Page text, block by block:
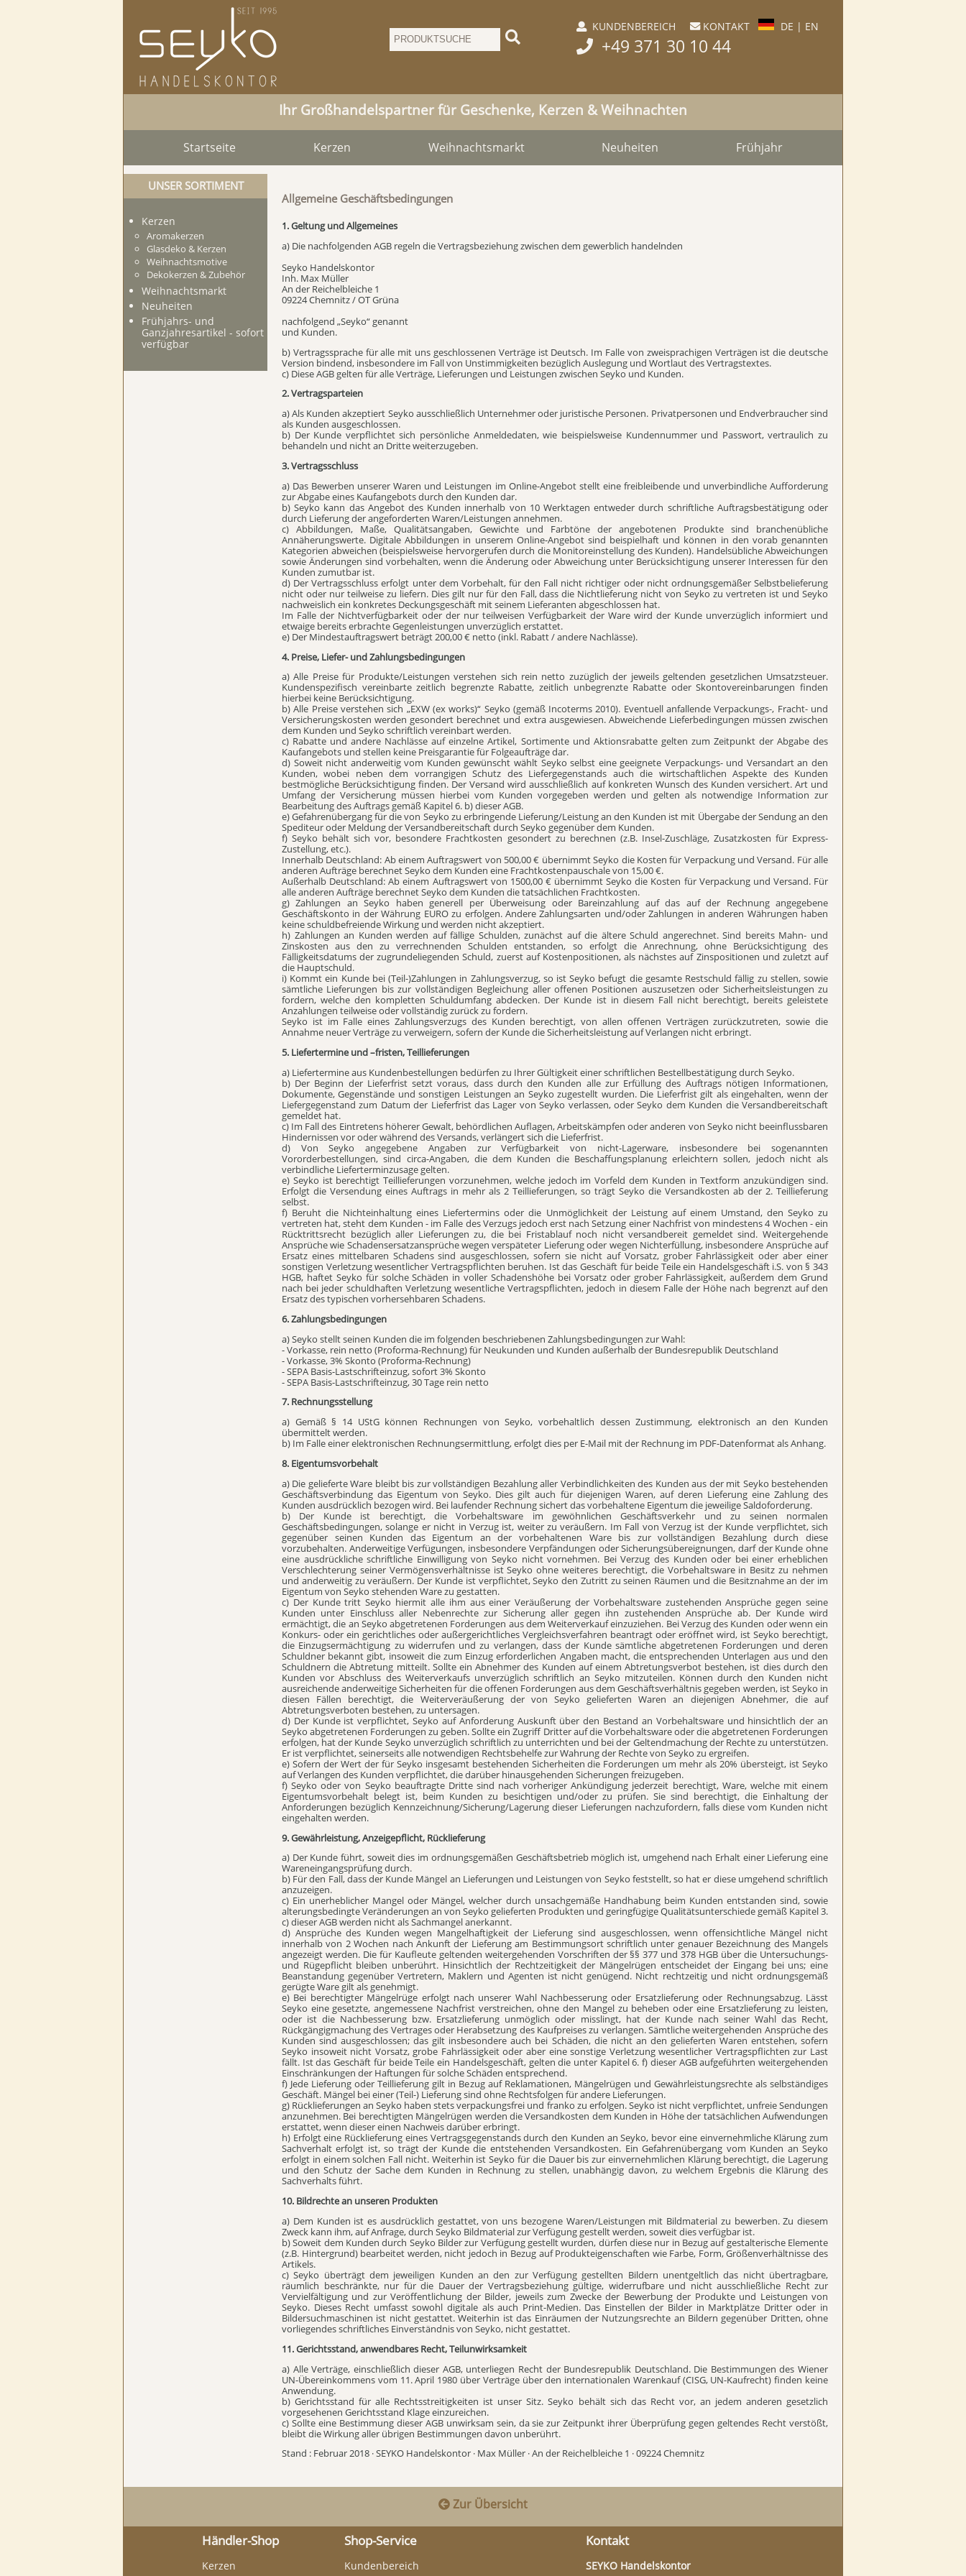
 KUNDENBEREICH  KONTAKT DE | EN
 +49 371 30 10 44
Ihr Großhandelspartner für Geschenke, Kerzen & Weihnachten
Startseite Kerzen Weihnachtsmarkt Neuheiten Frühjahr
Allgemeine Geschäftsbedingungen
1. Geltung und Allgemeines
a) Die nachfolgenden AGB regeln die Vertragsbeziehung zwischen dem gewerblich handelnden
Seyko Handelskontor
Inh. Max Müller
An der Reichelbleiche 1
09224 Chemnitz / OT Grüna
nachfolgend „Seyko“ genannt
und Kunden.
b) Vertragssprache für alle mit uns geschlossenen Verträge ist Deutsch. Im Falle von zweisprachigen Verträgen ist die deutsche
Version bindend, insbesondere im Fall von Unstimmigkeiten bezüglich Auslegung und Wortlaut des Vertragstextes.
c) Diese AGB gelten für alle Verträge, Lieferungen und Leistungen zwischen Seyko und Kunden.
2. Vertragsparteien
a) Als Kunden akzeptiert Seyko ausschließlich Unternehmer oder juristische Personen. Privatpersonen und Endverbraucher sind
als Kunden ausgeschlossen.
b) Der Kunde verpflichtet sich persönliche Anmeldedaten, wie beispielsweise Kundennummer und Passwort, vertraulich zu
behandeln und nicht an Dritte weiterzugeben.
3. Vertragsschluss
a) Das Bewerben unserer Waren und Leistungen im Online-Angebot stellt eine freibleibende und unverbindliche Aufforderung
zur Abgabe eines Kaufangebots durch den Kunden dar.
b) Seyko kann das Angebot des Kunden innerhalb von 10 Werktagen entweder durch schriftliche Auftragsbestätigung oder
durch Lieferung der angeforderten Waren/Leistungen annehmen.
c) Abbildungen, Maße, Qualitätsangaben, Gewichte und Farbtöne der angebotenen Produkte sind branchenübliche
Annäherungswerte. Digitale Abbildungen in unserem Online-Angebot sind beispielhaft und können in den vorab genannten
Kategorien abweichen (beispielsweise hervorgerufen durch die Monitoreinstellung des Kunden). Handelsübliche Abweichungen
sowie Änderungen sind vorbehalten, wenn die Änderung oder Abweichung unter Berücksichtigung unserer Interessen für den
Kunden zumutbar ist.
d) Der Vertragsschluss erfolgt unter dem Vorbehalt, für den Fall nicht richtiger oder nicht ordnungsgemäßer Selbstbelieferung
nicht oder nur teilweise zu liefern. Dies gilt nur für den Fall, dass die Nichtlieferung nicht von Seyko zu vertreten ist und Seyko
nachweislich ein konkretes Deckungsgeschäft mit seinem Lieferanten abgeschlossen hat.
Im Falle der Nichtverfügbarkeit oder der nur teilweisen Verfügbarkeit der Ware wird der Kunde unverzüglich informiert und
etwaige bereits erbrachte Gegenleistungen unverzüglich erstattet.
e) Der Mindestauftragswert beträgt 200,00 € netto (inkl. Rabatt / andere Nachlässe).
4. Preise, Liefer- und Zahlungsbedingungen
a) Alle Preise für Produkte/Leistungen verstehen sich rein netto zuzüglich der jeweils geltenden gesetzlichen Umsatzsteuer.
Kundenspezifisch vereinbarte zeitlich begrenzte Rabatte, zeitlich unbegrenzte Rabatte oder Skontovereinbarungen finden
hierbei keine Berücksichtigung.
b) Alle Preise verstehen sich „EXW (ex works)“ Seyko (gemäß Incoterms 2010). Eventuell anfallende Verpackungs-, Fracht- und
Versicherungskosten werden gesondert berechnet und extra ausgewiesen. Abweichende Lieferbedingungen müssen zwischen
dem Kunden und Seyko schriftlich vereinbart werden.
c) Rabatte und andere Nachlässe auf einzelne Artikel, Sortimente und Aktionsrabatte gelten zum Zeitpunkt der Abgabe des
Kaufangebots und stellen keine Preisgarantie für Folgeaufträge dar.
d) Soweit nicht anderweitig vom Kunden gewünscht wählt Seyko selbst eine geeignete Verpackungs- und Versandart an den
Kunden, wobei neben dem vorrangigen Schutz des Liefergegenstands auch die wirtschaftlichen Aspekte des Kunden
bestmögliche Berücksichtigung finden. Der Versand wird ausschließlich auf konkreten Wunsch des Kunden versichert. Art und
Umfang der Versicherung müssen hierbei vom Kunden vorgegeben werden und gelten als notwendige Information zur
Bearbeitung des Auftrags gemäß Kapitel 6. b) dieser AGB.
e) Gefahrenübergang für die von Seyko zu erbringende Lieferung/Leistung an den Kunden ist mit Übergabe der Sendung an den
Spediteur oder Meldung der Versandbereitschaft durch Seyko gegenüber dem Kunden.
f) Seyko behält sich vor, besondere Frachtkosten gesondert zu berechnen (z.B. Insel-Zuschläge, Zusatzkosten für Express-
Zustellung, etc.).
Innerhalb Deutschland: Ab einem Auftragswert von 500,00 € übernimmt Seyko die Kosten für Verpackung und Versand. Für alle
anderen Aufträge berechnet Seyko dem Kunden eine Frachtkostenpauschale von 15,00 €.
Außerhalb Deutschland: Ab einem Auftragswert von 1500,00 € übernimmt Seyko die Kosten für Verpackung und Versand. Für
alle anderen Aufträge berechnet Seyko dem Kunden die tatsächlichen Frachtkosten.
g) Zahlungen an Seyko haben generell per Überweisung oder Bareinzahlung auf das auf der Rechnung angegebene
Geschäftskonto in der Währung EURO zu erfolgen. Andere Zahlungsarten und/oder Zahlungen in anderen Währungen haben
keine schuldbefreiende Wirkung und werden nicht akzeptiert.
h) Zahlungen an Kunden werden auf fällige Schulden, zunächst auf die ältere Schuld angerechnet. Sind bereits Mahn- und
Zinskosten aus den zu verrechnenden Schulden entstanden, so erfolgt die Anrechnung, ohne Berücksichtigung des
Fälligkeitsdatums der zugrundeliegenden Schuld, zuerst auf Kostenpositionen, als nächstes auf Zinspositionen und zuletzt auf
die Hauptschuld.
i) Kommt ein Kunde bei (Teil-)Zahlungen in Zahlungsverzug, so ist Seyko befugt die gesamte Restschuld fällig zu stellen, sowie
sämtliche Lieferungen bis zur vollständigen Begleichung aller offenen Positionen auszusetzen oder Sicherheitsleistungen zu
fordern, welche den kompletten Schuldumfang abdecken. Der Kunde ist in diesem Fall nicht berechtigt, bereits geleistete
Anzahlungen teilweise oder vollständig zurück zu fordern.
Seyko ist im Falle eines Zahlungsverzugs des Kunden berechtigt, von allen offenen Verträgen zurückzutreten, sowie die
Annahme neuer Verträge zu verweigern, sofern der Kunde die Sicherheitsleistung auf Verlangen nicht erbringt.
5. Liefertermine und –fristen, Teillieferungen
a) Liefertermine aus Kundenbestellungen bedürfen zu Ihrer Gültigkeit einer schriftlichen Bestellbestätigung durch Seyko.
b) Der Beginn der Lieferfrist setzt voraus, dass durch den Kunden alle zur Erfüllung des Auftrags nötigen Informationen,
Dokumente, Gegenstände und sonstigen Leistungen an Seyko zugestellt wurden. Die Lieferfrist gilt als eingehalten, wenn der
Liefergegenstand zum Datum der Lieferfrist das Lager von Seyko verlassen, oder Seyko dem Kunden die Versandbereitschaft
gemeldet hat.
c) Im Fall des Eintretens höherer Gewalt, behördlichen Auflagen, Arbeitskämpfen oder anderen von Seyko nicht beeinflussbaren
Hindernissen vor oder während des Versands, verlängert sich die Lieferfrist.
d) Von Seyko angegebene Angaben zur Verfügbarkeit von nicht-Lagerware, insbesondere bei sogenannten
Vororderbestellungen, sind circa-Angaben, die dem Kunden die Beschaffungsplanung erleichtern sollen, jedoch nicht als
verbindliche Lieferterminzusage gelten.
e) Seyko ist berechtigt Teillieferungen vorzunehmen, welche jedoch im Vorfeld dem Kunden in Textform anzukündigen sind.
Erfolgt die Versendung eines Auftrags in mehr als 2 Teillieferungen, so trägt Seyko die Versandkosten ab der 2. Teillieferung
selbst.
f) Beruht die Nichteinhaltung eines Liefertermins oder die Unmöglichkeit der Leistung auf einem Umstand, den Seyko zu
vertreten hat, steht dem Kunden - im Falle des Verzugs jedoch erst nach Setzung einer Nachfrist von mindestens 4 Wochen - ein
Rücktrittsrecht bezüglich aller Lieferungen zu, die bei Fristablauf noch nicht versandbereit gemeldet sind. Weitergehende
Ansprüche wie Schadensersatzansprüche wegen verspäteter Lieferung oder wegen Nichterfüllung, insbesondere Ansprüche auf
Ersatz eines mittelbaren Schadens sind ausgeschlossen, sofern sie nicht auf Vorsatz, grober Fahrlässigkeit oder aber einer
sonstigen Verletzung wesentlicher Vertragspflichten beruhen. Ist das Geschäft für beide Teile ein Handelsgeschäft i.S. von § 343
HGB, haftet Seyko für solche Schäden in voller Schadenshöhe bei Vorsatz oder grober Fahrlässigkeit, außerdem dem Grund
nach bei jeder schuldhaften Verletzung wesentliche Vertragspflichten, jedoch in diesem Falle der Höhe nach begrenzt auf den
Ersatz des typischen vorhersehbaren Schadens.
6. Zahlungsbedingungen
a) Seyko stellt seinen Kunden die im folgenden beschriebenen Zahlungsbedingungen zur Wahl:
- Vorkasse, rein netto (Proforma-Rechnung) für Neukunden und Kunden außerhalb der Bundesrepublik Deutschland
- Vorkasse, 3% Skonto (Proforma-Rechnung)
- SEPA Basis-Lastschrifteinzug, sofort 3% Skonto
- SEPA Basis-Lastschrifteinzug, 30 Tage rein netto
7. Rechnungsstellung
a) Gemäß § 14 UStG können Rechnungen von Seyko, vorbehaltlich dessen Zustimmung, elektronisch an den Kunden
übermittelt werden.
b) Im Falle einer elektronischen Rechnungsermittlung, erfolgt dies per E-Mail mit der Rechnung im PDF-Datenformat als Anhang.
8. Eigentumsvorbehalt
a) Die gelieferte Ware bleibt bis zur vollständigen Bezahlung aller Verbindlichkeiten des Kunden aus der mit Seyko bestehenden
Geschäftsverbindung das Eigentum von Seyko. Dies gilt auch für diejenigen Waren, auf deren Lieferung eine Zahlung des
Kunden ausdrücklich bezogen wird. Bei laufender Rechnung sichert das vorbehaltene Eigentum die jeweilige Saldoforderung.
b) Der Kunde ist berechtigt, die Vorbehaltsware im gewöhnlichen Geschäftsverkehr und zu seinen normalen
Geschäftsbedingungen, solange er nicht in Verzug ist, weiter zu veräußern. Im Fall von Verzug ist der Kunde verpflichtet, sich
gegenüber seinen Kunden das Eigentum an der vorbehaltenen Ware bis zur vollständigen Bezahlung durch diese
vorzubehalten. Anderweitige Verfügungen, insbesondere Verpfändungen oder Sicherungsübereignungen, darf der Kunde ohne
eine ausdrückliche schriftliche Einwilligung von Seyko nicht vornehmen. Bei Verzug des Kunden oder bei einer erheblichen
Verschlechterung seiner Vermögensverhältnisse ist Seyko ohne weiteres berechtigt, die Vorbehaltsware in Besitz zu nehmen
und anderweitig zu veräußern. Der Kunde ist verpflichtet, Seyko den Zutritt zu seinen Räumen und die Besitznahme an der im
Eigentum von Seyko stehenden Ware zu gestatten.
c) Der Kunde tritt Seyko hiermit alle ihm aus einer Veräußerung der Vorbehaltsware zustehenden Ansprüche gegen seine
Kunden unter Einschluss aller Nebenrechte zur Sicherung aller gegen ihn zustehenden Ansprüche ab. Der Kunde wird
ermächtigt, die an Seyko abgetretenen Forderungen aus dem Weiterverkauf einzuziehen. Bei Verzug des Kunden oder wenn ein
Konkurs- oder ein gerichtliches oder außergerichtliches Vergleichsverfahren beantragt oder eröffnet wird, ist Seyko berechtigt,
die Einzugsermächtigung zu widerrufen und zu verlangen, dass der Kunde sämtliche abgetretenen Forderungen und deren
Schuldner bekannt gibt, insoweit die zum Einzug erforderlichen Angaben macht, die entsprechenden Unterlagen aus und den
Schuldnern die Abtretung mitteilt. Sollte ein Abnehmer des Kunden auf einem Abtretungsverbot bestehen, ist dies durch den
Kunden vor Abschluss des Weiterverkaufs unverzüglich schriftlich an Seyko mitzuteilen. Können durch den Kunden nicht
ausreichende anderweitige Sicherheiten für die offenen Forderungen aus dem Geschäftsverhältnis gegeben werden, ist Seyko in
diesen Fällen berechtigt, die Weiterveräußerung der von Seyko gelieferten Waren an diejenigen Abnehmer, die auf
Abtretungsverboten bestehen, zu untersagen.
d) Der Kunde ist verpflichtet, Seyko auf Anforderung Auskunft über den Bestand an Vorbehaltsware und hinsichtlich der an
Seyko abgetretenen Forderungen zu geben. Sollte ein Zugriff Dritter auf die Vorbehaltsware oder die abgetretenen Forderungen
erfolgen, hat der Kunde Seyko unverzüglich schriftlich zu unterrichten und bei der Geltendmachung der Rechte zu unterstützen.
Er ist verpflichtet, seinerseits alle notwendigen Rechtsbehelfe zur Wahrung der Rechte von Seyko zu ergreifen.
e) Sofern der Wert der für Seyko insgesamt bestehenden Sicherheiten die Forderungen um mehr als 20% übersteigt, ist Seyko
auf Verlangen des Kunden verpflichtet, die darüber hinausgehenden Sicherungen freizugeben.
f) Seyko oder von Seyko beauftragte Dritte sind nach vorheriger Ankündigung jederzeit berechtigt, Ware, welche mit einem
Eigentumsvorbehalt belegt ist, beim Kunden zu besichtigen und/oder zu prüfen. Sie sind berechtigt, die Einhaltung der
Anforderungen bezüglich Kennzeichnung/Sicherung/Lagerung dieser Lieferungen nachzufordern, falls diese vom Kunden nicht
eingehalten werden.
9. Gewährleistung, Anzeigepflicht, Rücklieferung
a) Der Kunde führt, soweit dies im ordnungsgemäßen Geschäftsbetrieb möglich ist, umgehend nach Erhalt einer Lieferung eine
Wareneingangsprüfung durch.
b) Für den Fall, dass der Kunde Mängel an Lieferungen und Leistungen von Seyko feststellt, so hat er diese umgehend schriftlich
anzuzeigen.
c) Ein unerheblicher Mangel oder Mängel, welcher durch unsachgemäße Handhabung beim Kunden entstanden sind, sowie
alterungsbedingte Veränderungen an von Seyko gelieferten Produkten und geringfügige Qualitätsunterschiede gemäß Kapitel 3.
c) dieser AGB werden nicht als Sachmangel anerkannt.
d) Ansprüche des Kunden wegen Mangelhaftigkeit der Lieferung sind ausgeschlossen, wenn offensichtliche Mängel nicht
innerhalb von 2 Wochen nach Ankunft der Lieferung am Bestimmungsort schriftlich unter genauer Bezeichnung des Mangels
angezeigt werden. Die für Kaufleute geltenden weitergehenden Vorschriften der §§ 377 und 378 HGB über die Untersuchungs-
und Rügepflicht bleiben unberührt. Hinsichtlich der Rechtzeitigkeit der Mängelrügen entscheidet der Eingang bei uns; eine
Beanstandung gegenüber Vertretern, Maklern und Agenten ist nicht genügend. Nicht rechtzeitig und nicht ordnungsgemäß
gerügte Ware gilt als genehmigt.
e) Bei berechtigter Mängelrüge erfolgt nach unserer Wahl Nachbesserung oder Ersatzlieferung oder Rechnungsabzug. Lässt
Seyko eine gesetzte, angemessene Nachfrist verstreichen, ohne den Mangel zu beheben oder eine Ersatzlieferung zu leisten,
oder ist die Nachbesserung bzw. Ersatzlieferung unmöglich oder misslingt, hat der Kunde nach seiner Wahl das Recht,
Rückgängigmachung des Vertrages oder Herabsetzung des Kaufpreises zu verlangen. Sämtliche weitergehenden Ansprüche des
Kunden sind ausgeschlossen; das gilt insbesondere auch bei Schäden, die nicht an den gelieferten Waren entstehen, sofern
Seyko insoweit nicht Vorsatz, grobe Fahrlässigkeit oder aber eine sonstige Verletzung wesentlicher Vertragspflichten zur Last
fällt. Ist das Geschäft für beide Teile ein Handelsgeschäft, gelten die unter Kapitel 6. f) dieser AGB aufgeführten weitergehenden
Einschränkungen der Haftungen für solche Schäden entsprechend.
f) Jede Lieferung oder Teillieferung gilt in Bezug auf Reklamationen, Mängelrügen und Gewährleistungsrechte als selbständiges
Geschäft. Mängel bei einer (Teil-) Lieferung sind ohne Rechtsfolgen für andere Lieferungen.
g) Rücklieferungen an Seyko haben stets verpackungsfrei und franko zu erfolgen. Seyko ist nicht verpflichtet, unfreie Sendungen
anzunehmen. Bei berechtigten Mängelrügen werden die Versandkosten dem Kunden in Höhe der tatsächlichen Aufwendungen
erstattet, wenn dieser einen Nachweis darüber erbringt.
h) Erfolgt eine Rücklieferung eines Vertragsgegenstands durch den Kunden an Seyko, bevor eine einvernehmliche Klärung zum
Sachverhalt erfolgt ist, so trägt der Kunde die entstehenden Versandkosten. Ein Gefahrenübergang vom Kunden an Seyko
erfolgt in einem solchen Fall nicht. Weiterhin ist Seyko für die Dauer bis zur einvernehmlichen Klärung berechtigt, die Lagerung
und den Schutz der Sache dem Kunden in Rechnung zu stellen, unabhängig davon, zu welchem Ergebnis die Klärung des
Sachverhalts führt.
10. Bildrechte an unseren Produkten
a) Dem Kunden ist es ausdrücklich gestattet, von uns bezogene Waren/Leistungen mit Bildmaterial zu bewerben. Zu diesem
Zweck kann ihm, auf Anfrage, durch Seyko Bildmaterial zur Verfügung gestellt werden, soweit dies verfügbar ist.
b) Soweit dem Kunden durch Seyko Bilder zur Verfügung gestellt wurden, dürfen diese nur in Bezug auf gestalterische Elemente
(z.B. Hintergrund) bearbeitet werden, nicht jedoch in Bezug auf Produkteigenschaften wie Farbe, Form, Größenverhältnisse des
Artikels.
c) Seyko überträgt dem jeweiligen Kunden an den zur Verfügung gestellten Bildern unentgeltlich das nicht übertragbare,
räumlich beschränkte, nur für die Dauer der Vertragsbeziehung gültige, widerrufbare und nicht ausschließliche Recht zur
Vervielfältigung und zur Veröffentlichung der Bilder, jeweils zum Zwecke der Bewerbung der Produkte und Leistungen von
Seyko. Dieses Recht umfasst sowohl digitale als auch Print-Medien. Das Einstellen der Bilder in Marktplätze Dritter oder in
Bildersuchmaschinen ist nicht gestattet. Weiterhin ist das Einräumen der Nutzungsrechte an Bildern gegenüber Dritten, ohne
vorliegendes schriftliches Einverständnis von Seyko, nicht gestattet.
11. Gerichtsstand, anwendbares Recht, Teilunwirksamkeit
a) Alle Verträge, einschließlich dieser AGB, unterliegen Recht der Bundesrepublik Deutschland. Die Bestimmungen des Wiener
UN-Übereinkommens vom 11. April 1980 über Verträge über den internationalen Warenkauf (CISG, UN-Kaufrecht) finden keine
Anwendung.
b) Gerichtsstand für alle Rechtsstreitigkeiten ist unser Sitz. Seyko behält sich das Recht vor, an jedem anderen gesetzlich
vorgesehenen Gerichtsstand Klage einzureichen.
c) Sollte eine Bestimmung dieser AGB unwirksam sein, da sie zur Zeitpunkt ihrer Überprüfung gegen geltendes Recht verstößt,
bleibt die Wirkung aller übrigen Bestimmungen davon unberührt.
Stand : Februar 2018 · SEYKO Handelskontor · Max Müller · An der Reichelbleiche 1 · 09224 Chemnitz
UNSER SORTIMENT
Kerzen
Aromakerzen
Glasdeko & Kerzen
Weihnachtsmotive
Dekokerzen & Zubehör
Weihnachtsmarkt
Neuheiten
Frühjahrs- und
Ganzjahresartikel - sofort
verfügbar
 Zur Übersicht
Händler-Shop Shop-Service Kontakt
Kerzen
Kundenbereich
SEYKO Handelskontor